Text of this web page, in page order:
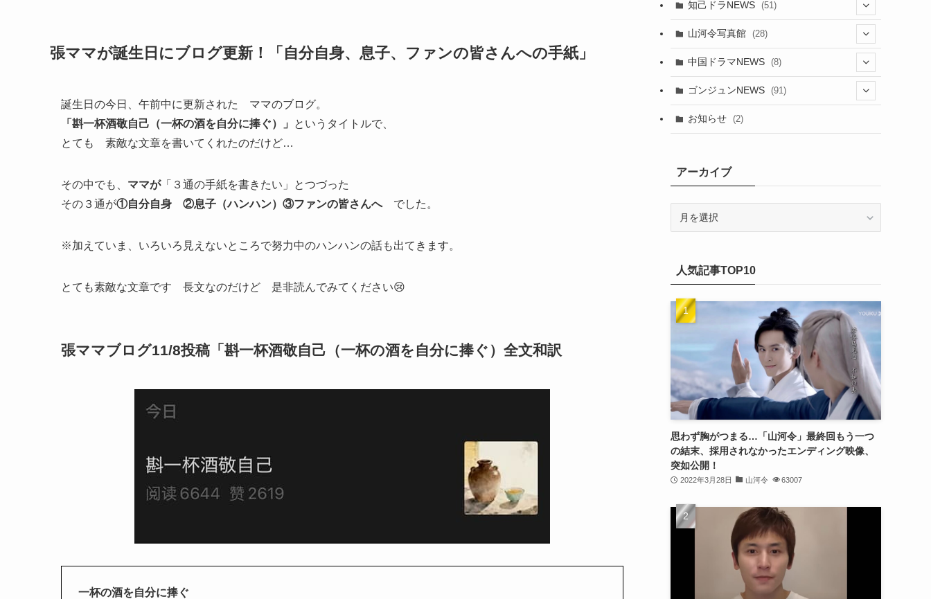
張ママが誕生日にブログ更新！「自分自身、息子、ファンの皆さんへの手紙」
誕生日の今日、午前中に更新された ママのブログ。
「斟一杯酒敬自己（一杯の酒を自分に捧ぐ）」
というタイトルで、
とても 素敵な文章を書いてくれたのだけど…
その中でも、 ママが「３通の手紙を書きたい」とつづった
その３通が①自分自身 ②息子（ハンハン）③ファンの皆さんへでした。
※加えていま、いろいろ見えないところで努力中のハンハンの話も出てきます。
とても素敵な文章です 長文なのだけど 是非読んでみてください😢
張ママブログ11/8投稿「斟一杯酒敬自己（一杯の酒を自分に捧ぐ）全文和訳
一杯の酒を自分に捧ぐ
(29)
(20)
(21)
(21)
(24)
(23)
(27)
(21)
(25)
(25)
(29)
(30)
(14)
知己ドラNEWS (51)
(42)
(5)
(1)
山河令写真館 (28)
(17)
(3)
(2)
中国ドラマNEWS (8)
(1)
(6)
ゴンジュンNEWS (91)
お知らせ (2)
アーカイブ
ブ人気記事TOP10
思わず胸がつまる…「山河令」最終回もう一つ
の結末、採用されなかったエンディング映像、
突如公開！
2022年3月28日 山河令 63007